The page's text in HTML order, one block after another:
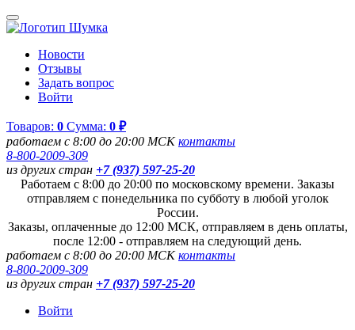
Новости
Отзывы
Задать вопрос
Войти
Товаров: 0 Сумма: 0 ₽
работаем с 8:00 до 20:00 МСКконтакты
8-800-2009-309
из других стран +7 (937) 597-25-20
Работаем с 8:00 до 20:00 по московскому времени. Заказы
отправляем с понедельника по субботу в любой уголок
России.
Заказы, оплаченные до 12:00 МСК, отправляем в день оплаты,
после 12:00 - отправляем на следующий день.
работаем с 8:00 до 20:00 МСКконтакты
8-800-2009-309
из других стран +7 (937) 597-25-20
Войти